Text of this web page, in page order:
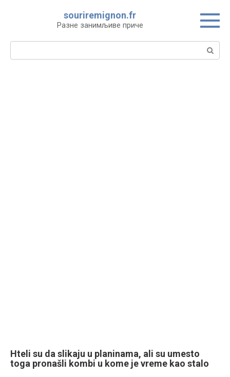
souriremignon.fr
Разне занимљиве приче
Search:
Hteli su da slikaju u planinama, ali su umesto
toga pronašli kombi u kome je vreme kao stalo